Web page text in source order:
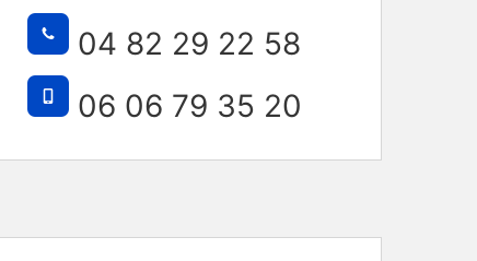
04 82 29 22 58
06 06 79 35 20